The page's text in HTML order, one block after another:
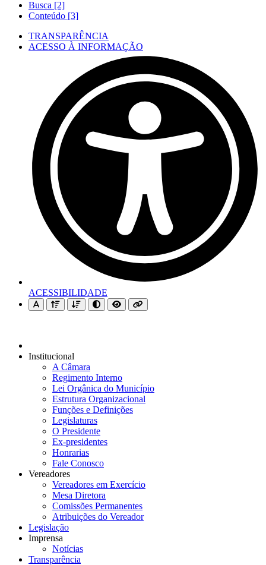
Busca [2]
Conteúdo [3]
TRANSPARÊNCIA
ACESSO À INFORMAÇÃO
ACESSIBILIDADE
Institucional
A Câmara
Regimento Interno
Lei Orgânica do Município
Estrutura Organizacional
Funções e Definições
Legislaturas
O Presidente
Ex-presidentes
Honrarias
Fale Conosco
Vereadores
Vereadores em Exercício
Mesa Diretora
Comissões Permanentes
Atribuições do Vereador
Legislação
Imprensa
Notícias
Transparência